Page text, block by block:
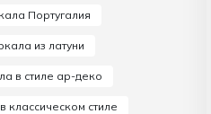
Португалия
из латуни
в стиле ар-деко
классическом стиле